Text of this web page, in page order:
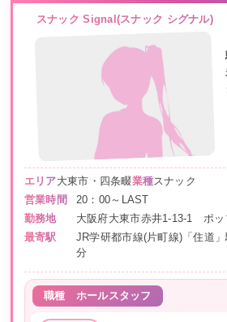
スナック Signal(スナック シグナル)
エリア大東市・四条畷業種スナック
営業時間
20：00～LAST
勤務地
大阪府大東市赤井1-13-1 ポッ
最寄駅
JR学研都市線(片町線)「住道
分
職種 ホールスタッフ